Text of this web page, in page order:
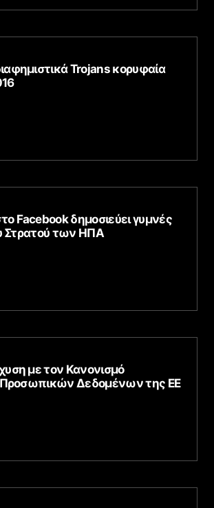
Trojans κορυφαία
Facebook δημοσιεύει γυμνές
Στρατού των ΗΠΑ
με τον Κανονισμό
Προσωπικών Δεδομένων της ΕΕ